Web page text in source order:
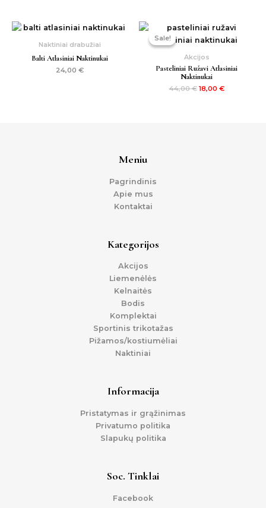
Naktiniai drabužiai
Balti Atlasiniai Naktinukai
24,00 €
Sale!
Sale!
Akcijos
Pasteliniai Ružavi Atlasiniai
Naktinukai
44,00€
Original
was:
18,00 €
Current
is:
Meniu
Pagrindinis
Apie mus
Kontaktai
Kategorijos
Akcijos
Liemenėlės
Kelnaitės
Bodis
Komplektai
Sportinis trikotažas
Pižamos/kostiumėliai
Naktiniai
Informacija
Pristatymas ir grąžinimas
Privatumo politika
Slapukų politika
Soc. Tinklai
Facebook